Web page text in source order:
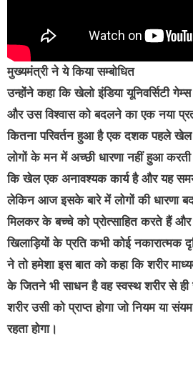
मुख्यमंत्री ने ये किया सम्बोधित
उन्होंने कहा कि खेलो इंडिया यूनिवर्सिटी
और उस विश्वास को बदलने का एक नया
कितना परिवर्तन हुआ है एक दशक पहले खेल
लोगों के मन में अच्छी धारणा नहीं हुआ करती
कि खेल एक अनावश्यक कार्य है और यह समय
लेकिन आज इसके बारे में लोगों की धारणा
मिलकर के बच्चे को प्रोत्साहित करते हैं और
खिलाड़ियों के प्रति कभी कोई नकारात्मक
ने तो हमेशा इस बात को कहा कि शरीर
के जितने भी साधन है वह स्वस्थ शरीर से
शरीर उसी को प्राप्त होगा जो नियम या
रहता होगा।